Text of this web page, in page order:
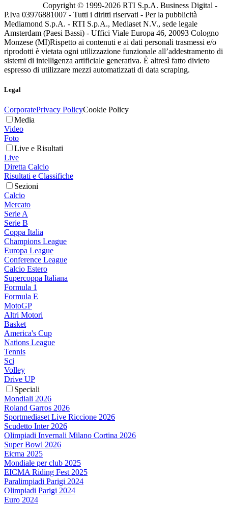
Copyright © 1999-2026 RTI S.p.A. Business Digital -
P.Iva 03976881007 - Tutti i diritti riservati - Per la pubblicità
Mediamond S.p.A. - RTI S.p.A., Mediaset N.V., sede legale
Amsterdam (Paesi Bassi) - Uffici Viale Europa 46, 20093 Cologno
Monzese (MI)Rispetto ai contenuti e ai dati personali trasmessi e/o
riprodotti è vietata ogni utilizzazione funzionale all’addestramento di
sistemi di intelligenza artificiale generativa. È altresì fatto divieto
espresso di utilizzare mezzi automatizzati di data scraping.
Legal
CorporatePrivacy PolicyCookie Policy
Media
Video
Foto
Live e Risultati
Live
Diretta Calcio
Risultati e Classifiche
Sezioni
Calcio
Mercato
Serie A
Serie B
Coppa Italia
Champions League
Europa League
Conference League
Calcio Estero
Supercoppa Italiana
Formula 1
Formula E
MotoGP
Altri Motori
Basket
America's Cup
Nations League
Tennis
Sci
Volley
Drive UP
Speciali
Mondiali 2026
Roland Garros 2026
Sportmediaset Live Riccione 2026
Scudetto Inter 2026
Olimpiadi Invernali Milano Cortina 2026
Super Bowl 2026
Eicma 2025
Mondiale per club 2025
EICMA Riding Fest 2025
Paralimpiadi Parigi 2024
Olimpiadi Parigi 2024
Euro 2024